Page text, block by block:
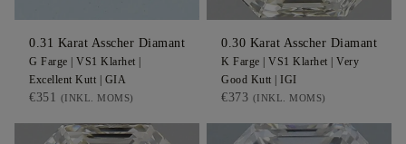
0.31 Karat Asscher Diamant
G Farge | VS1 Klarhet |
Excellent Kutt | GIA
€351 (INKL. MOMS)
0.30 Karat Asscher Diamant
K Farge | VS1 Klarhet | Very
Good Kutt | IGI
€373 (INKL. MOMS)